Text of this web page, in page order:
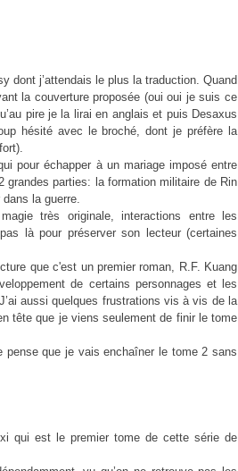
dont j’attendais le plus la traduction. Quand
la couverture proposée (oui oui je suis ce
pire je la lirai en anglais et puis Desaxus
hésité avec le broché, dont je préfère la
pour échapper à un mariage imposé entre
parties: la formation militaire de Rin
la guerre.
très originale, interactions entre les
là pour préserver son lecteur (certaines
que c'est un premier roman, R.F. Kuang
de certains personnages et les
aussi quelques frustrations vis à vis de la
tête que je viens seulement de finir le tome
pense que je vais enchaîner le tome 2 sans
qui est le premier tome de cette série de